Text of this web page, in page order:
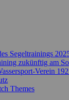
Segeltrainings
zukünftig am
Verein
Themes